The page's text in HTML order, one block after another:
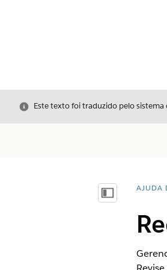
Fechar
Este texto foi traduzido pelo
Mostrar índice
Você
AJUDA